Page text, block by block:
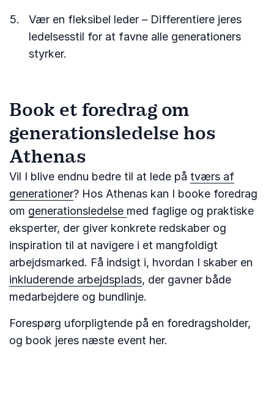
Vær en fleksibel leder – Differentiere jeres
ledelsesstil for at favne alle generationers
styrker.
Book et foredrag om
generationsledelse hos
Athenas
Vil I blive endnu bedre til at lede på tværs af
generationer? Hos Athenas kan I booke foredrag
om generationsledelse med faglige og praktiske
eksperter, der giver konkrete redskaber og
inspiration til at navigere i et mangfoldigt
arbejdsmarked. Få indsigt i, hvordan I skaber en
inkluderende arbejdsplads, der gavner både
medarbejdere og bundlinje.
Forespørg uforpligtende på en foredragsholder,
og book jeres næste event her.